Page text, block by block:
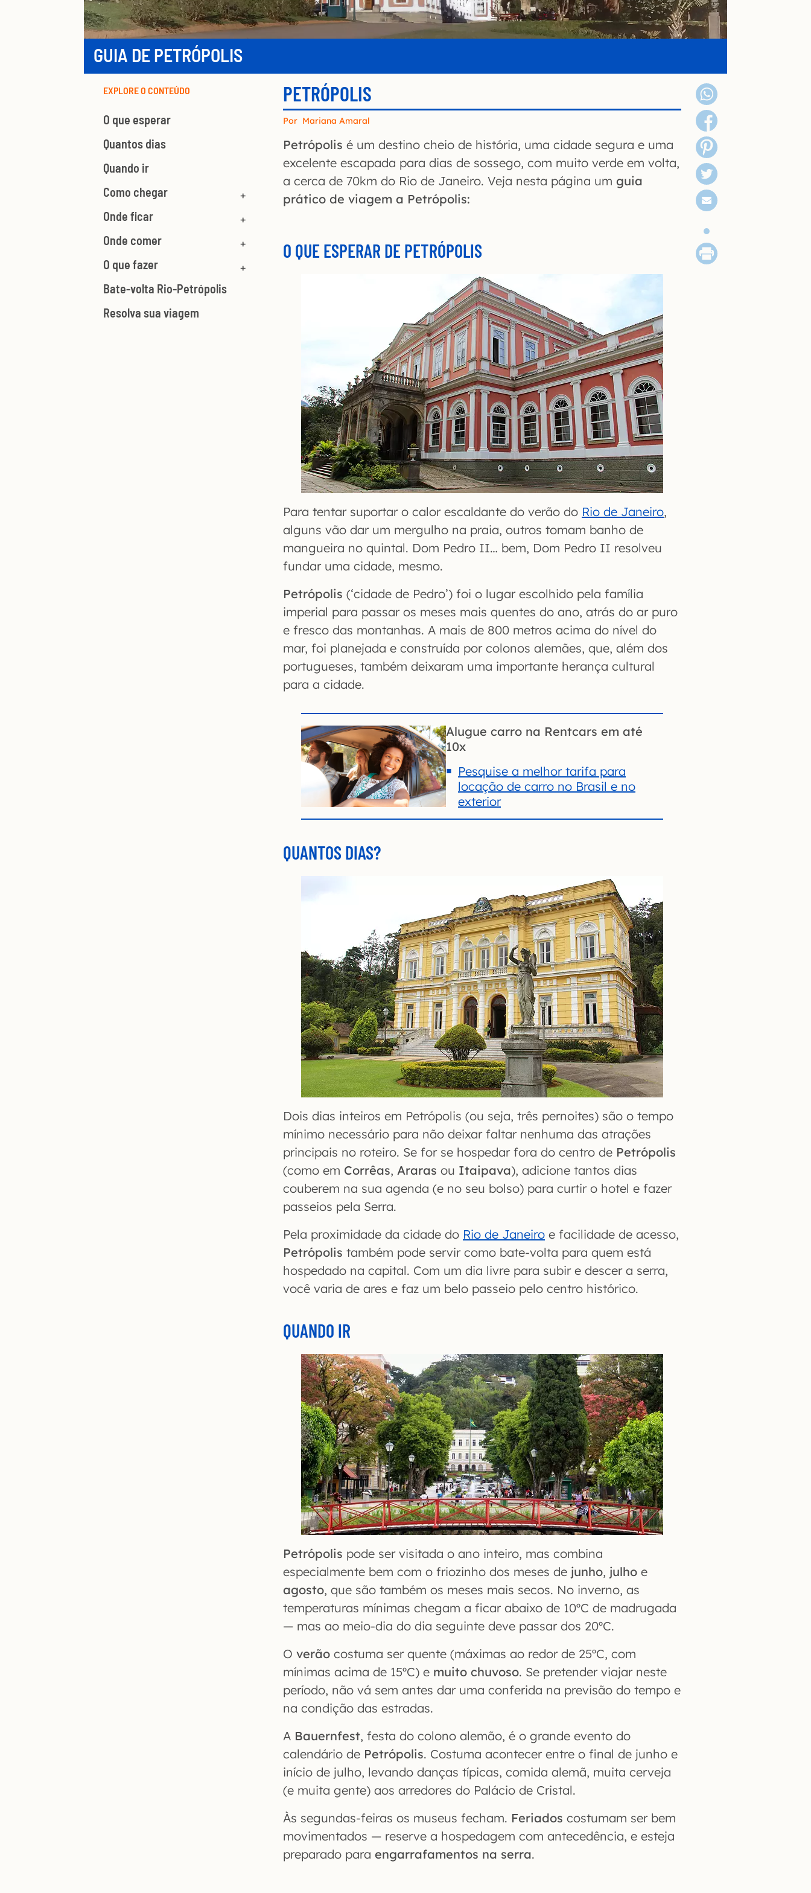
GUIA DE PETRÓPOLIS
EXPLORE O CONTEÚDO
O que esperar
Quantos dias
Quando ir
Como chegar
Onde ficar
Onde comer
O que fazer
Bate-volta Rio-Petrópolis
Resolva sua viagem
PETRÓPOLIS
Por Mariana Amaral
Petrópolis é um destino cheio de história, uma cidade segura e uma
excelente escapada para dias de sossego, com muito verde em volta,
a cerca de 70km do Rio de Janeiro. Veja nesta página um guia
prático de viagem a Petrópolis:
O QUE ESPERAR DE PETRÓPOLIS
Para tentar suportar o calor escaldante do verão do Rio de Janeiro,
alguns vão dar um mergulho na praia, outros tomam banho de
mangueira no quintal. Dom Pedro II… bem, Dom Pedro II resolveu
fundar uma cidade, mesmo.
Petrópolis (‘cidade de Pedro’) foi o lugar escolhido pela família
imperial para passar os meses mais quentes do ano, atrás do ar puro
e fresco das montanhas. A mais de 800 metros acima do nível do
mar, foi planejada e construída por colonos alemães, que, além dos
portugueses, também deixaram uma importante herança cultural
para a cidade.
Alugue carro na Rentcars em até
10x
Pesquise a melhor tarifa para
locação de carro no Brasil e no
exterior
QUANTOS DIAS?
Dois dias inteiros em Petrópolis (ou seja, três pernoites) são o tempo
mínimo necessário para não deixar faltar nenhuma das atrações
principais no roteiro. Se for se hospedar fora do centro de Petrópolis
(como em Corrêas, Araras ou Itaipava), adicione tantos dias
couberem na sua agenda (e no seu bolso) para curtir o hotel e fazer
passeios pela Serra.
Pela proximidade da cidade do Rio de Janeiro e facilidade de acesso,
Petrópolis também pode servir como bate-volta para quem está
hospedado na capital. Com um dia livre para subir e descer a serra,
você varia de ares e faz um belo passeio pelo centro histórico.
QUANDO IR
Petrópolis pode ser visitada o ano inteiro, mas combina
especialmente bem com o friozinho dos meses de junho, julho e
agosto, que são também os meses mais secos. No inverno, as
temperaturas mínimas chegam a ficar abaixo de 10ºC de madrugada
— mas ao meio-dia do dia seguinte deve passar dos 20ºC.
O verão costuma ser quente (máximas ao redor de 25ºC, com
mínimas acima de 15ºC) e muito chuvoso. Se pretender viajar neste
período, não vá sem antes dar uma conferida na previsão do tempo e
na condição das estradas.
A Bauernfest, festa do colono alemão, é o grande evento do
calendário de Petrópolis. Costuma acontecer entre o final de junho e
início de julho, levando danças típicas, comida alemã, muita cerveja
(e muita gente) aos arredores do Palácio de Cristal.
Às segundas-feiras os museus fecham. Feriados costumam ser bem
movimentados — reserve a hospedagem com antecedência, e esteja
preparado para engarrafamentos na serra.